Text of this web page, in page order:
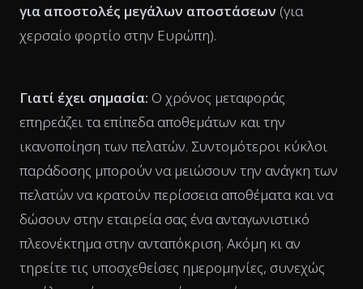
για αποστολές μεγάλων αποστάσεων (για
χερσαίο φορτίο στην Ευρώπη).
Γιατί έχει σημασία: Ο χρόνος μεταφοράς
επηρεάζει τα επίπεδα αποθεμάτων και την
ικανοποίηση των πελατών. Συντομότεροι κύκλοι
παράδοσης μπορούν να μειώσουν την ανάγκη των
πελατών να κρατούν περίσσεια αποθέματα και να
δώσουν στην εταιρεία σας ένα ανταγωνιστικό
πλεονέκτημα στην ανταπόκριση. Ακόμη κι αν
τηρείτε τις υποσχεθείσες ημερομηνίες, συνεχώς